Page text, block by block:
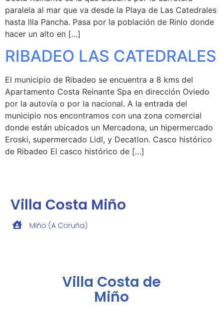
paralela al mar que va desde la Playa de Las Catedrales
hasta lIla Pancha. Pasa por la población de Rinlo donde
hacer un alto en […]
RIBADEO LAS CATEDRALES
El municipio de Ribadeo se encuentra a 8 kms del
Apartamento Costa Reinante Spa en dirección Oviedo
por la autovía o por la nacional. A la entrada del
municipio nos encontramos con una zona comercial
donde están ubicados un Mercadona, un hipermercado
Eroski, supermercado Lidl, y Decatlon. Casco histórico
de Ribadeo El casco histórico de […]
Villa Costa Miño
Miño (A Coruña)
Villa Costa de
Miño